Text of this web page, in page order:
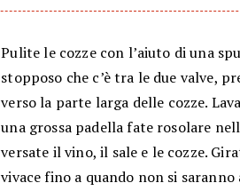
Pulite le cozze con l’aiuto di una
stopposo che c’è tra le due valve,
verso la parte larga delle cozze.
una grossa padella fate rosolare
versate il vino, il sale e le cozze.
vivace fino a quando non si